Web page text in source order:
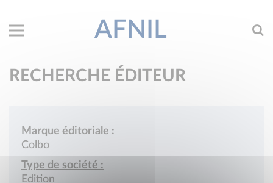
AFNIL
RECHERCHE ÉDITEUR
Marque éditoriale :
Colbo
Type de société :
Edition